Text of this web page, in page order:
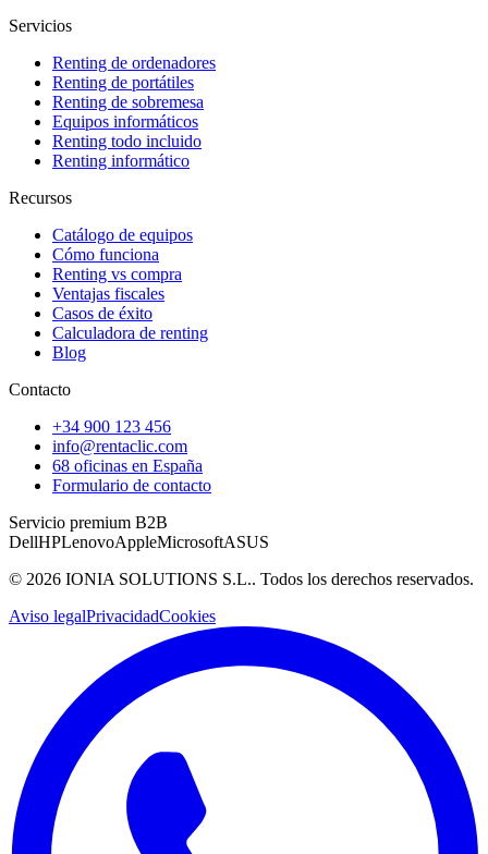
Servicios
Renting de ordenadores
Renting de portátiles
Renting de sobremesa
Equipos informáticos
Renting todo incluido
Renting informático
Recursos
Catálogo de equipos
Cómo funciona
Renting vs compra
Ventajas fiscales
Casos de éxito
Calculadora de renting
Blog
Contacto
+34 900 123 456
info@rentaclic.com
68 oficinas en España
Formulario de contacto
Servicio premium B2B
DellHPLenovoAppleMicrosoftASUS
© 2026 IONIA SOLUTIONS S.L.. Todos los derechos reservados.
Aviso legalPrivacidadCookies